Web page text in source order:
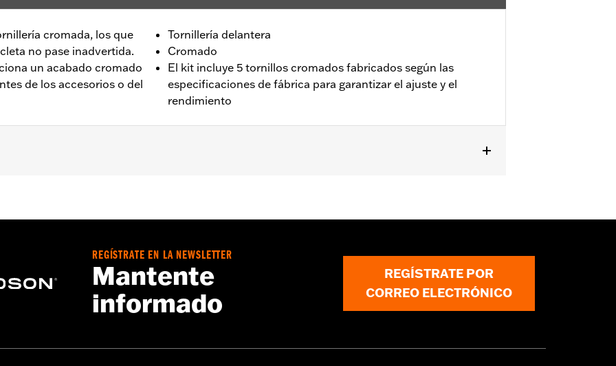
cromada, los que
no pase inadvertida.
un acabado cromado
de los accesorios o del
Tornillería delantera
Cromado
El kit incluye 5 tornillos cromados fabricados según las
especificaciones de fábrica para garantizar el ajuste y el
rendimiento
cromados de cabeza plana
REGÍSTRATE EN LA NEWSLETTER
Mantente
informado
REGÍSTRATE POR
CORREO ELECTRÓNICO